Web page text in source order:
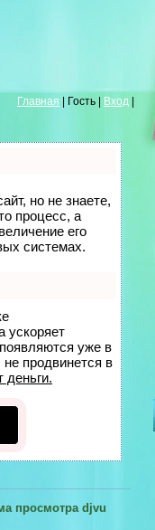
Главная | Гость | Вход
но не знаете,
процесс, а
его
системах.
ускоряет
уже в
продвинется в
деньги.
просмотра djvu